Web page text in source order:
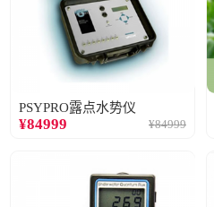
PSYPRO露点水势仪
¥84999 ¥84999